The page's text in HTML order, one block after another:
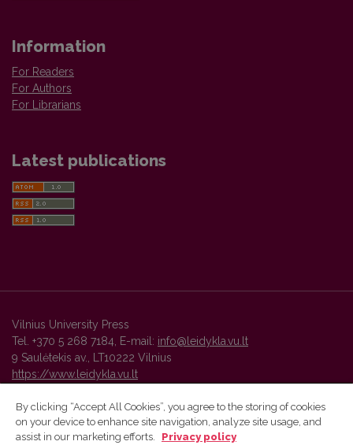
Information
For Readers
For Authors
For Librarians
Latest publications
Vilnius University Press
Tel. +370 5 268 7184, E-mail: info@leidykla.vu.lt
9 Saulėtekis av., LT10222 Vilnius
https://www.leidykla.vu.lt
Vilnius University Press platform and metadata are distributed by
By clicking “Accept All Cookies”, you agree to the storing of cookies
on your device to enhance site navigation, analyze site usage, and
assist in our marketing efforts.
Privacy policy